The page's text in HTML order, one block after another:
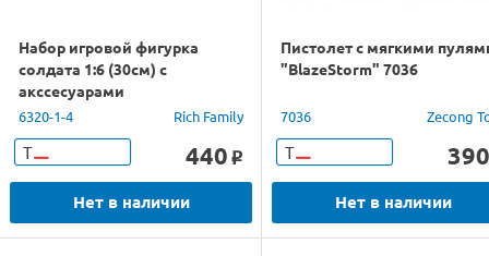
Набор игровой фигурка
солдата 1:6 (30см) с
акссесуарами
6320-1-4 Rich Family
Т 440 o
Нет в наличии
Пистолет с мягкими
"BlazeStorm" 7036
7036 Zecong
Т 390
Нет в наличии